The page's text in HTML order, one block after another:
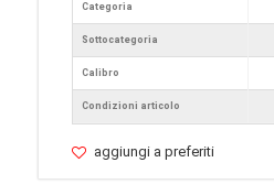
Categoria
Sottocategoria
Calibro
Condizioni articolo
aggiungi a preferiti